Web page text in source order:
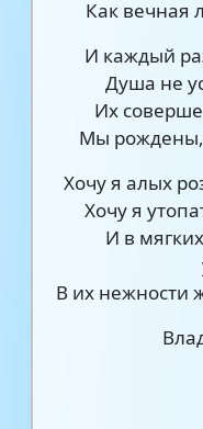
Как вечная
И каждый
Душа не
Их
Мы рождены,
Хочу я алых
Хочу я
И в
В их нежности